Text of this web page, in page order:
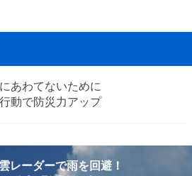
あわてないために
動で防災力アップ
レーダーで雨を回避！